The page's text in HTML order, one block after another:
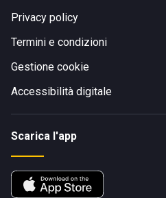
Privacy policy
Termini e condizioni
Gestione cookie
Accessibilità digitale
Scarica l'app